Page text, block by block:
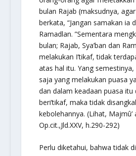
bulan Rajab (maksudnya,
berkata, “Jangan samakan ia
Ramadlan. ”Sementara
bulan; Rajab, Sya’ban dan
melakukan I’tikaf, tidak
atas hal itu. Yang
saja yang melakukan puasa
dan dalam keadaan puasa itu
beri’tikaf, maka tidak
kebolehannya. (Lihat, Majmû’
Op.cit.,Jld.XXV, h.290-292)
Perlu diketahui, bahwa tidak